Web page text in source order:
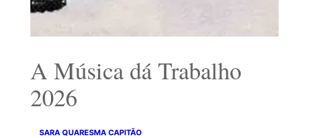
A Música dá Trabalho
2026
SARA QUARESMA CAPITÃO